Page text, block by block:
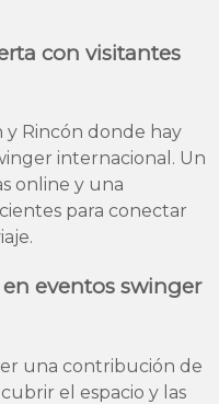
con visitantes
y Rincón donde hay
internacional. Un
online y una
para conectar
eventos swinger
una contribución de
el espacio y las